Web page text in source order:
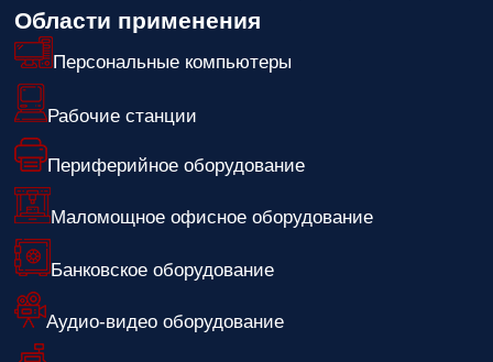
Области применения
Персональные компьютеры
Рабочие станции
Периферийное оборудование
Маломощное офисное оборудование
Банковское оборудование
Аудио-видео оборудование